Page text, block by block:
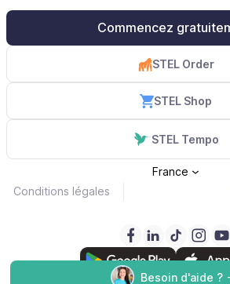
Besoin d'aide ?
Commencez
STEL Order
STEL Shop
STEL Tempo
Conditions légales
France